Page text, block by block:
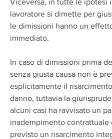
Viceversa, in tutte le ipotesi
lavoratore si dimette per
le dimissioni hanno un
immediato.
In caso di dimissioni prima
senza giusta causa non è
esplicitamente il
danno, tuttavia la
alcuni casi ha ravvisato un
inadempimento contrattuale
previsto un risarcimento